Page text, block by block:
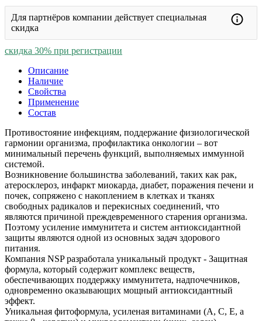
Для партнёров компании действует специальная
скидка
скидка 30% при регистрации
Описание
Наличие
Свойства
Применение
Состав
Противостояние инфекциям, поддержание физиологической
гармонии оргaнизма, профилактика онкологии – вот
минимальный перечень функций, выполняемых иммунной
системой.
Возникновение большинства заболеваний, таких как рак,
атеросклероз, инфаркт миокарда, диабет, поражения печени и
почек, сопряжено с накоплением в клетках и тканях
свободных радикалов и перекисных соединений, что
являются причиной преждевременного старения организма.
Поэтому усиление иммунитета и систем антиоксидантной
защиты являются одной из основных задач здорового
питания.
Компания NSP разработала уникальный продукт - Защитная
формула, который содержит комплекс веществ,
обеспечивающих поддержку иммунитета, надпочечников,
одновременно оказывающих мощный антиоксидантный
эффект.
Уникальная фитоформула, усиленая витаминами (А, С, Е, а